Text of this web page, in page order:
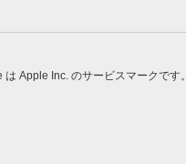
Apple Inc. のサービスマークです。